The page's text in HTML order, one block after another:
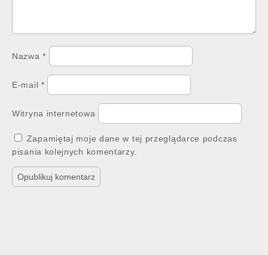
Nazwa*
E-mail *
Witryna internetowa
Zapamiętaj moje dane w tej przeglądarce podczas
pisania kolejnych komentarzy.